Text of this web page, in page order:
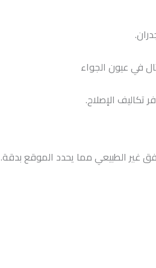
في عيون الجواء
تكاليف الإصلاح.
غير الطبيعي مما يحدد الموقع بدقة.